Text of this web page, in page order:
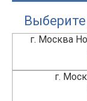
г. Москва
г.